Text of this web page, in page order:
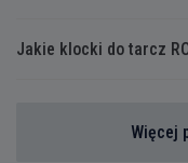
Jakie klocki do tarcz
Więcej